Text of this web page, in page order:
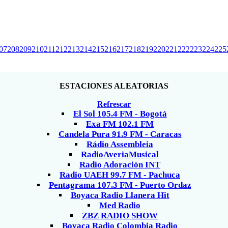
208209210211 212213214215216217218219220221 222223224225
ESTACIONES ALEATORIAS
Refrescar
El Sol 105.4 FM - Bogotá
Exa FM 102.1 FM
Candela Pura 91.9 FM - Caracas
Rádio Assembleia
RadioAveriaMusical
Radio Adoración INT
Radio UAEH 99.7 FM - Pachuca
Pentagrama 107.3 FM - Puerto Ordaz
Boyaca Radio Llanera Hit
Med Radio
ZBZ RADIO SHOW
Boyaca Radio Colombia Radio